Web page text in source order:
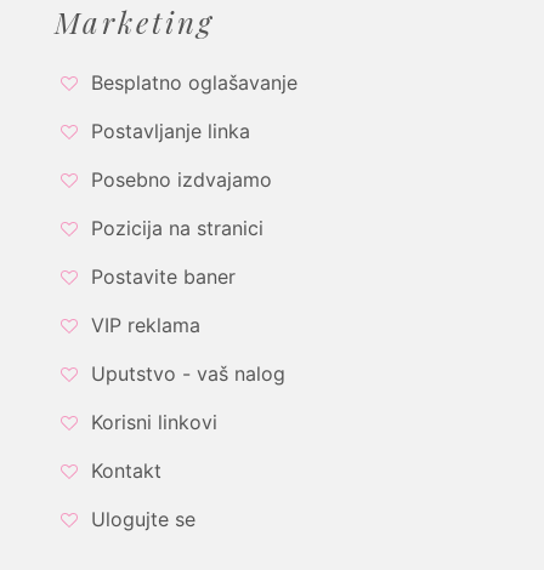
Marketing
Besplatno oglašavanje
Postavljanje linka
Posebno izdvajamo
Pozicija na stranici
Postavite baner
VIP reklama
Uputstvo - vaš nalog
Korisni linkovi
Kontakt
Ulogujte se